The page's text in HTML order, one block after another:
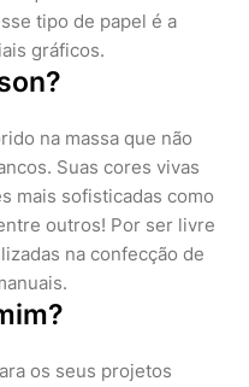
tipo de papel é a
gráficos.
na massa que não
Suas cores vivas
mais sofisticadas como
outros! Por ser livre
na confecção de
os seus projetos